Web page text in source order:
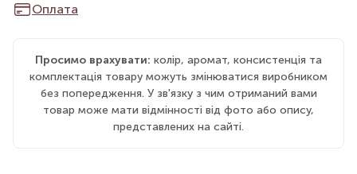
Оплата
Просимо врахувати: колір, аромат, консистенція та
комплектація товару можуть змінюватися виробником
без попередження. У зв'язку з чим отриманий вами
товар може мати відмінності від фото або опису,
представлених на сайті.